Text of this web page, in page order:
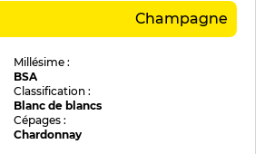
Champagne
Millésime :
BSA
Classification :
Blanc de blancs
Cépages :
Chardonnay